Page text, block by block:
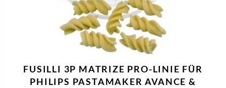
FUSILLI 3P MATRIZE PRO-LINIE FÜR
PHILIPS PASTAMAKER AVANCE &